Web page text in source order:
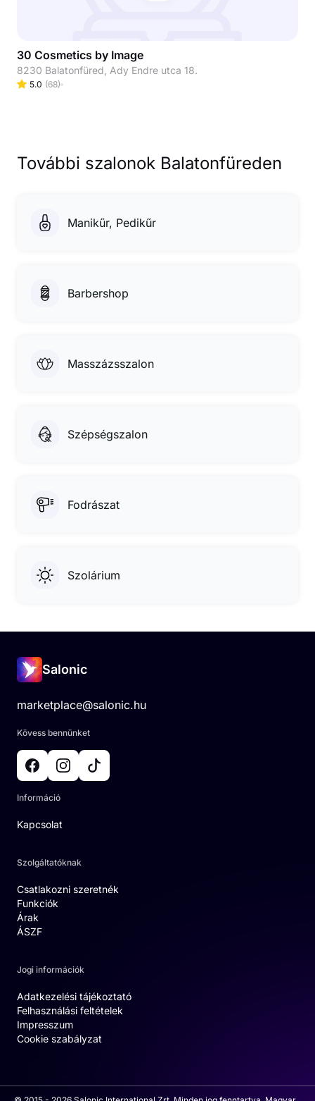
30 Cosmetics by Image
8230 Balatonfüred, Ady Endre utca 18.
5.0 (68)
További szalonok Balatonfüreden
Manikűr, Pedikűr
Barbershop
Masszázsszalon
Szépségszalon
Fodrászat
Szolárium
Salonic
marketplace@salonic.hu
Kövess bennünket
Információ
Kapcsolat
Szolgáltatóknak
Csatlakozni szeretnék
Funkciók
Árak
ÁSZF
Jogi információk
Adatkezelési tájékoztató
Felhasználási feltételek
Impresszum
Cookie szabályzat